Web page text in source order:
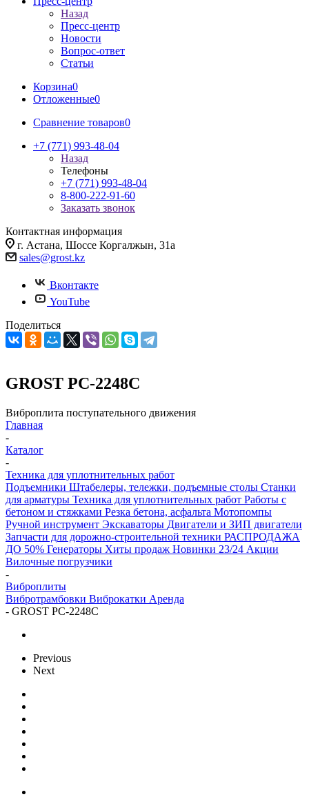
Назад
Пресс-центр
Новости
Вопрос-ответ
Статьи
Корзина0
Отложенные0
Сравнение товаров0
+7 (771) 993-48-04
Назад
Телефоны
+7 (771) 993-48-04
8-800-222-91-60
Заказать звонок
Контактная информация
г. Астана, Шоссе Коргалжын, 31а
sales@grost.kz
Вконтакте
YouTube
Поделиться
GROST PC-2248C
Виброплита поступательного движения
Главная
-
Каталог
-
Техника для уплотнительных работ
Подъемники Штабелеры, тележки, подъемные столы Станки
для арматуры Техника для уплотнительных работ Работы с
бетоном и стяжками Резка бетона, асфальта Мотопомпы
Ручной инструмент Экскаваторы Двигатели и ЗИП двигатели
Запчасти для дорожно-строительной техники РАСПРОДАЖА
ДО 50% Генераторы Хиты продаж Новинки 23/24 Акции
Вилочные погрузчики
-
Виброплиты
Вибротрамбовки Виброкатки Аренда
- GROST PC-2248C
Previous
Next